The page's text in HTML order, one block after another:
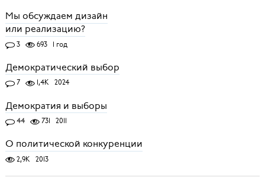
Мы обсуждаем дизайн
или реализацию?
3 693 1 год
Демократический выбор
7 1,4K 2024
Демократия и выборы
44 731 2011
О политической конкуренции
2,9K 2013